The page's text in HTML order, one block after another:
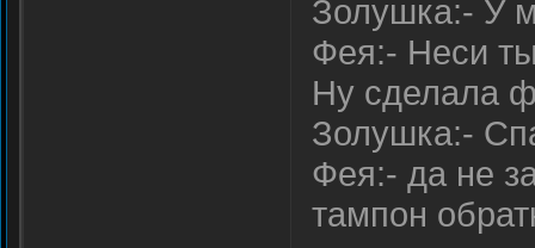
Золушка:- У
Фея:- Неси
Ну сделала
Золушка:-
Фея:- да не
тампон